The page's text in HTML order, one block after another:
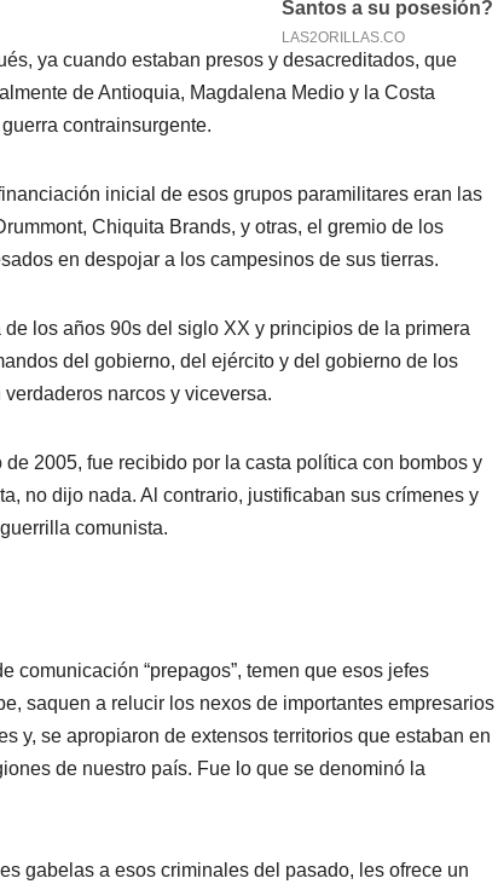
ya cuando estaban presos y desacreditados, que
de Antioquia, Magdalena Medio y la Costa
contrainsurgente.
inicial de esos grupos paramilitares eran las
Chiquita Brands, y otras, el gremio de los
en despojar a los campesinos de sus tierras.
los años 90s del siglo XX y principios de la primera
del gobierno, del ejército y del gobierno de los
verdaderos narcos y viceversa.
2005, fue recibido por la casta política con bombos y
no dijo nada. Al contrario, justificaban sus crímenes y
comunista.
comunicación “prepagos”, temen que esos jefes
saquen a relucir los nexos de importantes empresarios
y, se apropiaron de extensos territorios que estaban en
de nuestro país. Fue lo que se denominó la
gabelas a esos criminales del pasado, les ofrece un